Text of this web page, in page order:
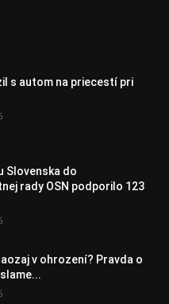
s autom na priecestí pri
Slovenska do
rady OSN podporilo 123
v ohrození? Pravda o